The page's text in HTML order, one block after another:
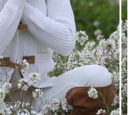
Ir al post